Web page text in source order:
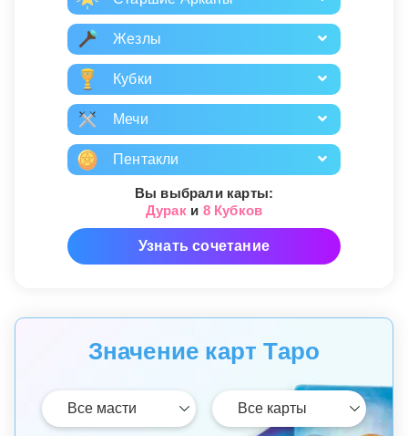
Жезлы
Кубки
Мечи
Пентакли
Вы выбрали карты:
Дураки 8 Кубков
Узнать сочетание
Значение карт Таро